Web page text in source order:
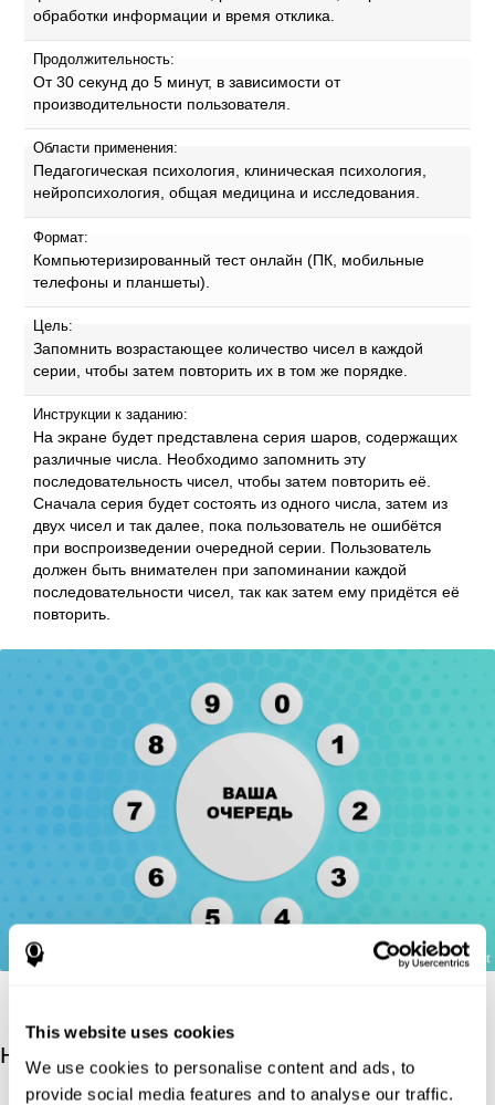
This website uses cookies
We use cookies to personalise content and ads, to
provide social media features and to analyse our traffic.
обработки информации и время отклика.
Продолжительность:
От 30 секунд до 5 минут, в зависимости от
производительности пользователя.
Области применения:
Педагогическая психология, клиническая психология,
нейропсихология, общая медицина и исследования.
Формат:
Компьютеризированный тест онлайн (ПК, мобильные
телефоны и планшеты).
Цель:
Запомнить возрастающее количество чисел в каждой
серии, чтобы затем повторить их в том же порядке.
Инструкции к заданию:
На экране будет представлена серия шаров, содержащих
различные числа. Необходимо запомнить эту
последовательность чисел, чтобы затем повторить её.
Сначала серия будет состоять из одного числа, затем из
двух чисел и так далее, пока пользователь не ошибётся
при воспроизведении очередной серии. Пользователь
должен быть внимателен при запоминании каждой
последовательности чисел, так как затем ему придётся её
повторить.
Научные источники